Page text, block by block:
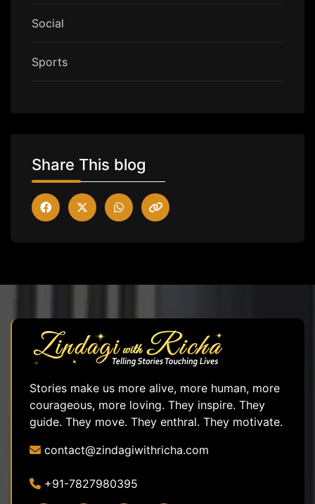
Social
Sports
Share This blog
Stories make us more alive, more human, more
courageous, more loving. They inspire. They
guide. They move. They enthral. They motivate.
contact@zindagiwithricha.com
+91-7827980395